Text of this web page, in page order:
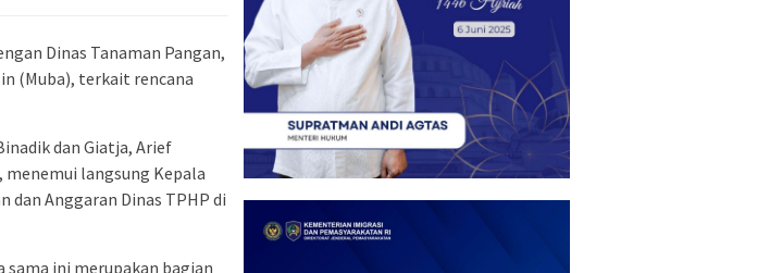
Dinas Tanaman Pangan,
(Muba), terkait rencana
dan Giatja, Arief
menemui langsung Kepala
dan Anggaran Dinas TPHP di
ini merupakan bagian